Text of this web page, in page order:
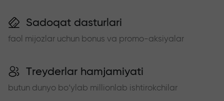
Sadoqat dasturlari
faol mijozlar uchun bonus va promo-aksiyalar
Treyderlar hamjamiyati
butun dunyo bo‘ylab millionlab ishtirokchilar